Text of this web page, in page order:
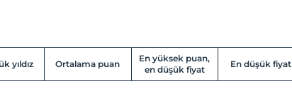
yıldız Ortalama puan
En yüksek puan,
en düşük fiyat
En düşük fiyat